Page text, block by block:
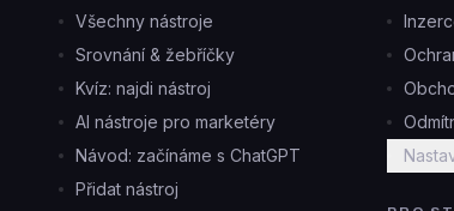
Všechny nástroje
Srovnání & žebříčky
Kvíz: najdi nástroj
AI nástroje pro marketéry
Návod: začínáme s ChatGPT
Přidat nástroj